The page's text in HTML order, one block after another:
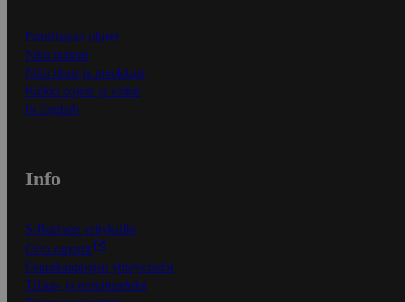
Ensitilaajan ohjeet
Näin maksat
Näin tilaat ja muokkaat
Kaikki ohjeet ja vinkit
In English
Info
S-Business yrityksille
Oiva-raportit
Osuuskauppojen yhteystiedot
Tilaus- ja toimitusehdot